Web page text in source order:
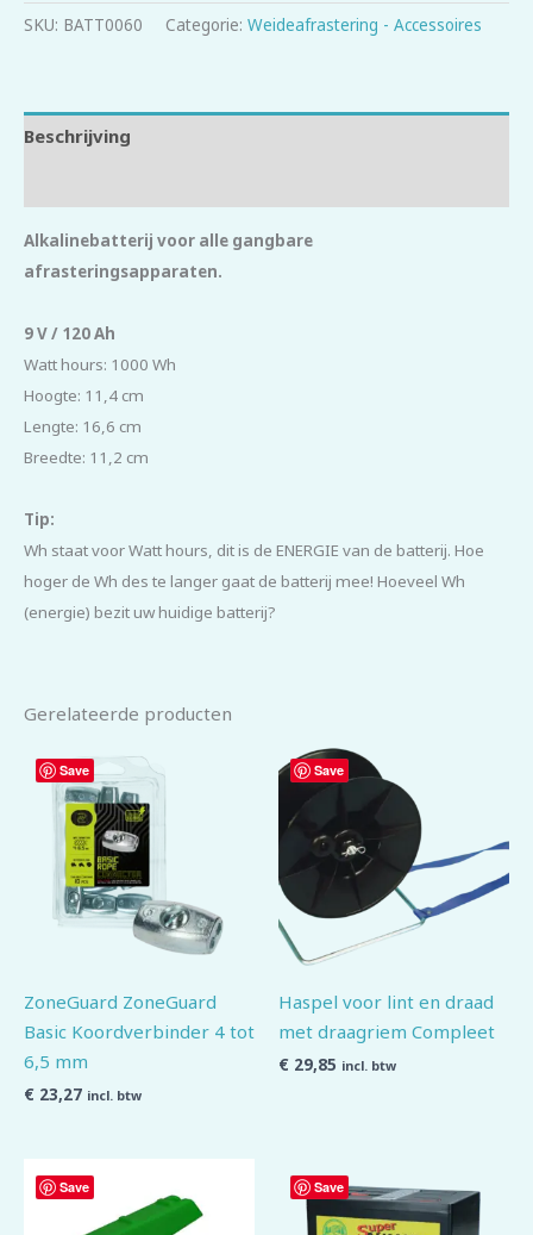
SKU: BATT0060 Categorie: Weideafrastering - Accessoires
Beschrijving
Alkalinebatterij voor alle gangbare
afrasteringsapparaten.
9 V / 120 Ah
Watt hours: 1000 Wh
Hoogte: 11,4 cm
Lengte: 16,6 cm
Breedte: 11,2 cm
Tip:
Wh staat voor Watt hours, dit is de ENERGIE van de batterij. Hoe
hoger de Wh des te langer gaat de batterij mee! Hoeveel Wh
(energie) bezit uw huidige batterij?
Gerelateerde producten
Save
ZoneGuard ZoneGuard
Basic Koordverbinder 4 tot
6,5 mm
€ 23,27 incl. btw
Save
Haspel voor lint en draad
met draagriem Compleet
€ 29,85 incl. btw
Save Save